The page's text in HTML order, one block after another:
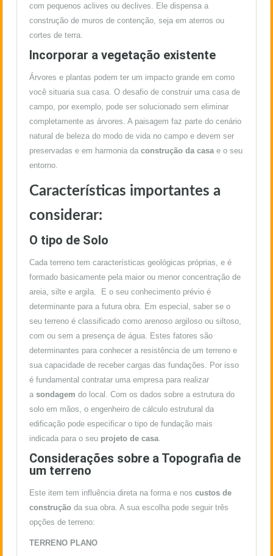
com pequenos aclives ou declives. Ele dispensa a
construção de muros de contenção, seja em aterros ou
cortes de terra.
Incorporar a vegetação existente
Árvores e plantas podem ter um impacto grande em como
você situaria sua casa. O desafio de construir uma casa de
campo, por exemplo, pode ser solucionado sem eliminar
completamente as árvores. A paisagem faz parte do cenário
natural de beleza do modo de vida no campo e devem ser
preservadas e em harmonia da construção da casa e o seu
entorno.
Características importantes a
considerar:
O tipo de Solo
Cada terreno tem características geológicas próprias, e é
formado basicamente pela maior ou menor concentração de
areia, silte e argila. E o seu conhecimento prévio é
determinante para a futura obra. Em especial, saber se o
seu terreno é classificado como arenoso argiloso ou siltoso,
com ou sem a presença de água. Estes fatores são
determinantes para conhecer a resistência de um terreno e
sua capacidade de receber cargas das fundações. Por isso
é fundamental contratar uma empresa para realizar
a sondagem do local. Com os dados sobre a estrutura do
solo em mãos, o engenheiro de cálculo estrutural da
edificação pode especificar o tipo de fundação mais
indicada para o seu projeto de casa
Considerações sobre a Topografia de
um terreno
Este item tem influência direta na forma e nos custos de
construção da sua obra. A sua escolha pode seguir três
opções de terreno:
TERRENO PLANO